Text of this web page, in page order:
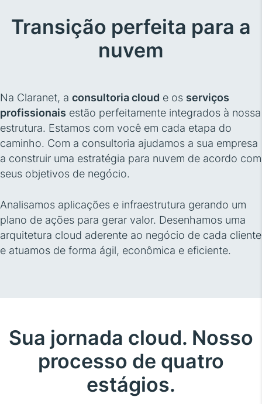
Transição perfeita para a
nuvem
Na Claranet, a consultoria cloud e os serviços
profissionais estão perfeitamente integrados à nossa
estrutura. Estamos com você em cada etapa do
caminho. Com a consultoria ajudamos a sua empresa
a construir uma estratégia para nuvem de acordo com
seus objetivos de negócio.
Analisamos aplicações e infraestrutura gerando um
plano de ações para gerar valor. Desenhamos uma
arquitetura cloud aderente ao negócio de cada cliente
e atuamos de forma ágil, econômica e eficiente.
Sua jornada cloud. Nosso
processo de quatro
estágios.